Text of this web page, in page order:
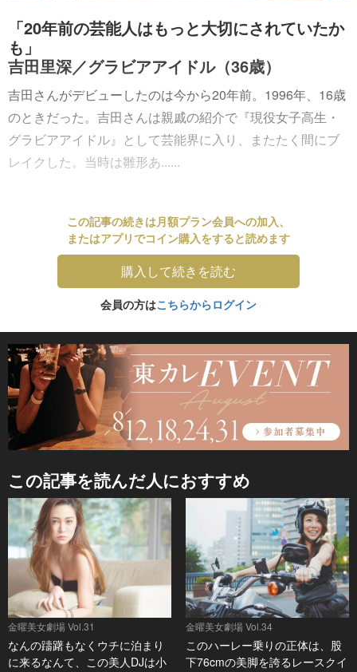
「20年前の芸能人はもっと大切にされていたか
も」
吉田里深／グラビアアイドル（36歳）
吉田さんがデビューしたのは今から20年前。1996年、16歳
のときだった。吉田さんは親戚の紹介で『現役女子高生・
グラビアアイドル』として芸能界に入り、またたく間にブ
レイクした。当時は雛形あ......
この記事の続きは月額プラン会員への加入、
またはアプリでコイン購入をすると読めます
購入して続きを読む
会員の方はこちらからログイン
この記事を読んだ人におすすめ
金曜美女劇場 Vol.31
なんの躊躇もなくウチに泊まり
に来るなんて、この美人DJは小
金曜美女劇場 Vol.34
このハーレー乗りの正体は、股
下76cmの美脚を誇るレースクイ